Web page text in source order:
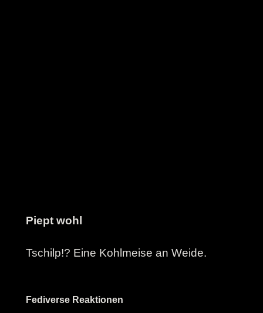
Piept wohl
Tschilp!? Eine Kohlmeise an Weide.
Fediverse Reaktionen